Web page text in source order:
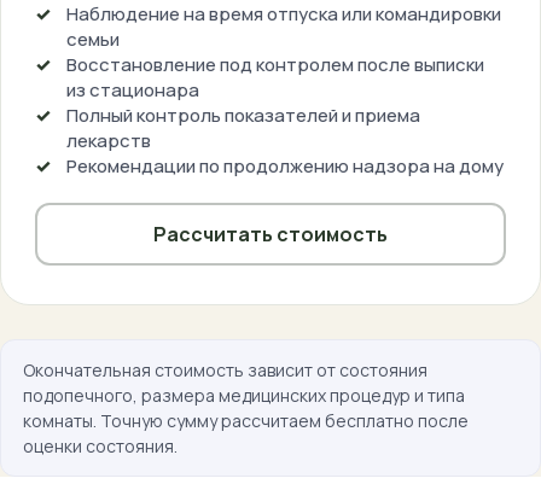
Наблюдение на время отпуска или командировки
семьи
Восстановление под контролем после выписки
из стационара
Полный контроль показателей и приема
лекарств
Рекомендации по продолжению надзора на дому
Рассчитать стоимость
Окончательная стоимость зависит от состояния
подопечного, размера медицинских процедур и типа
комнаты. Точную сумму рассчитаем бесплатно после
оценки состояния.